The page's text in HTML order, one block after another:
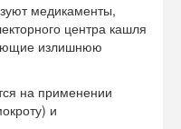
медикаменты,
центра кашля
излишнюю
на применении
и